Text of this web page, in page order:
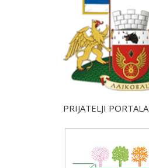
PRIJATELJI PORTALA